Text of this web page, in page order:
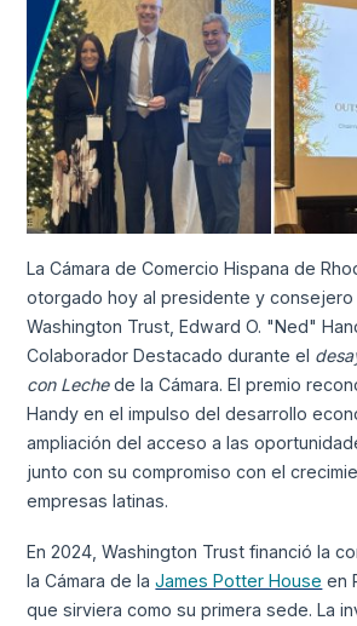
La Cámara de Comercio Hispana de
otorgado hoy al presidente y
Washington Trust, Edward O. "Ned"
Colaborador Destacado durante el
con Lechede la Cámara. El premio
Handy en el impulso del desarrollo
ampliación del acceso a las
junto con su compromiso con el
empresas latinas.
En 2024, Washington Trust financió la
la Cámara de laJames Potter House en
que sirviera como su primera sede. La